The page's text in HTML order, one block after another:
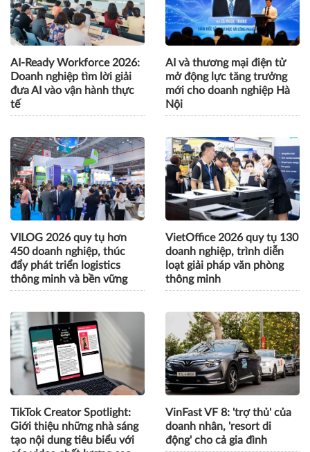
CÙNG CHUYÊN MỤC
AI-Ready Workforce 2026:
Doanh nghiệp tìm lời giải
đưa AI vào vận hành thực
tế
AI và thương mại điện tử
mở động lực tăng trưởng
mới cho doanh nghiệp Hà
Nội
VILOG 2026 quy tụ hơn
450 doanh nghiệp, thúc
đẩy phát triển logistics
thông minh và bền vững
VietOffice 2026 quy tụ 130
doanh nghiệp, trình diễn
loạt giải pháp văn phòng
thông minh